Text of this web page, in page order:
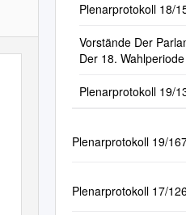
Plenarprotokoll 18/
Vorstände Der
Der 18. Wahlperiode
Plenarprotokoll 19/
Plenarprotokoll 19/
Plenarprotokoll 17/